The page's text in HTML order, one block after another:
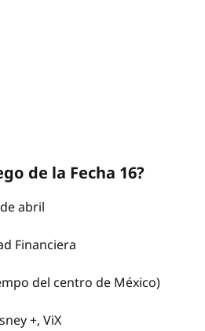
de la Fecha 16?
abril
Financiera
del centro de México)
+, ViX